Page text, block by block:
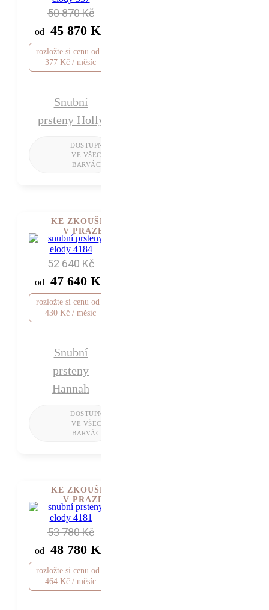
50 870 Kč
od 45 870 Kč
rozložte si cenu od 1
377 Kč / měsíc
Snubní
prsteny Holly
52 640 Kč
od 47 640 Kč
rozložte si cenu od 1
430 Kč / měsíc
Snubní
prsteny
Hannah
KE ZKOUŠENÍ
V PRAZE
53 780 Kč
od 48 780 Kč
rozložte si cenu od 1
464 Kč / měsíc
KE ZKOUŠENÍ
V PRAZE